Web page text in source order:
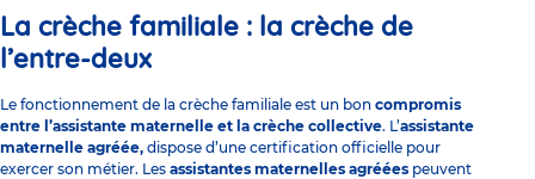
La crèche familiale : la crèche de
l’entre-deux
Le fonctionnement de la crèche familiale est un bon compromis
entre l’assistante maternelle et la crèche collective. L’assistante
maternelle agréée, dispose d’une certification officielle pour
exercer son métier. Les assistantes maternelles agréées peuvent